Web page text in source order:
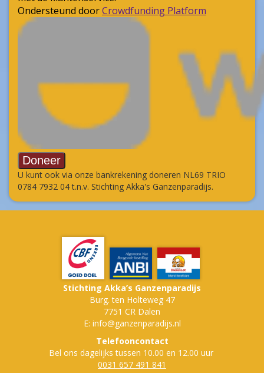
U kunt ook via onze bankrekening doneren NL69 TRIO
0784 7932 04 t.n.v. Stichting Akka's Ganzenparadijs.
Stichting Akka’s Ganzenparadijs
Burg. ten Holteweg 47
7751 CR Dalen
E: info@ganzenparadijs.nl
Telefooncontact
Bel ons dagelijks tussen 10.00 en 12.00 uur
0031 657 491 841